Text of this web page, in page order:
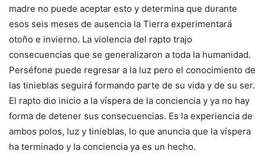
madre no puede aceptar esto y determina que durante
esos seis meses de ausencia la Tierra experimentará
otoño e invierno. La violencia del rapto trajo
consecuencias que se generalizaron a toda la humanidad.
Perséfone puede regresar a la luz pero el conocimiento de
las tinieblas seguirá formando parte de su vida y de su ser.
El rapto dio inicio a la víspera de la conciencia y ya no hay
forma de detener sus consecuencias. Es la experiencia de
ambos polos, luz y tinieblas, lo que anuncia que la víspera
ha terminado y la conciencia ya es un hecho.